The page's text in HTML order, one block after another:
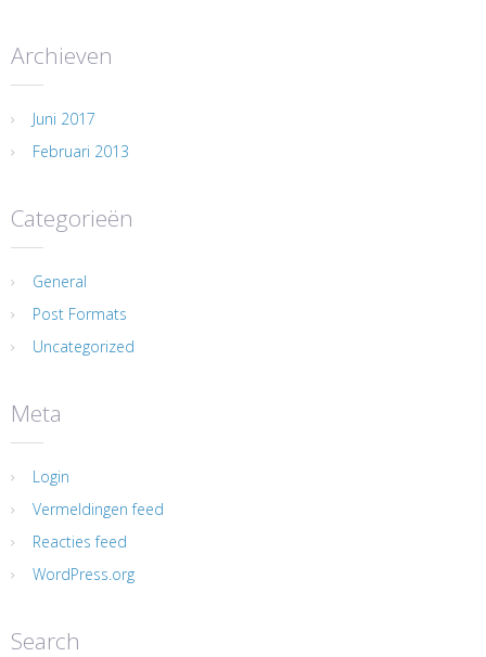
Archieven
Juni 2017
Februari 2013
Categorieën
General
Post Formats
Uncategorized
Meta
Login
Vermeldingen feed
Reacties feed
WordPress.org
Search